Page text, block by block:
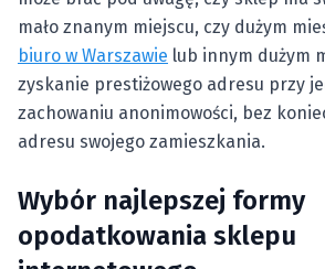
mało znanym miejscu, czy dużym
biuro w Warszawie lub innym dużym
zyskanie prestiżowego adresu przy
zachowaniu anonimowości, bez
adresu swojego zamieszkania.
Wybór najlepszej formy
opodatkowania sklepu